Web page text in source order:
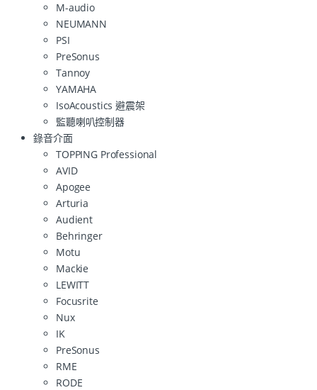
M-audio
NEUMANN
PSI
PreSonus
Tannoy
YAMAHA
IsoAcoustics 避震架
監聽喇叭控制器
錄音介面
TOPPING Professional
AVID
Apogee
Arturia
Audient
Behringer
Motu
Mackie
LEWITT
Focusrite
Nux
IK
PreSonus
RME
RODE